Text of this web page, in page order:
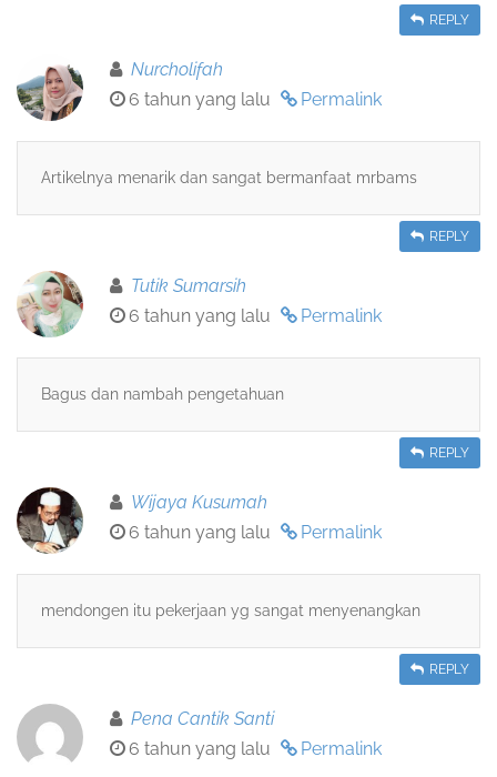
REPLY
Nurcholifah
6 tahun yang lalu
Permalink
Artikelnya menarik dan sangat bermanfaat mrbams
REPLY
Tutik Sumarsih
6 tahun yang lalu
Permalink
Bagus dan nambah pengetahuan
REPLY
Wijaya Kusumah
6 tahun yang lalu
Permalink
mendongen itu pekerjaan yg sangat menyenangkan
REPLY
Pena Cantik Santi
6 tahun yang lalu
Permalink